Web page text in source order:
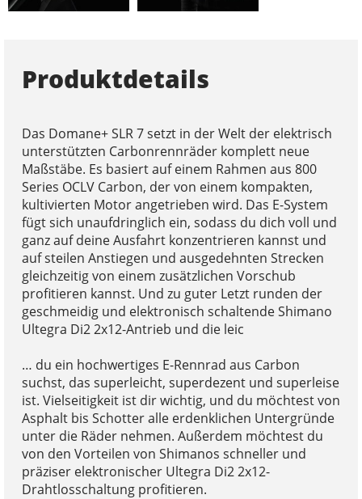
Produktdetails
Das Domane+ SLR 7 setzt in der Welt der elektrisch
unterstützten Carbonrennräder komplett neue
Maßstäbe. Es basiert auf einem Rahmen aus 800
Series OCLV Carbon, der von einem kompakten,
kultivierten Motor angetrieben wird. Das E-System
fügt sich unaufdringlich ein, sodass du dich voll und
ganz auf deine Ausfahrt konzentrieren kannst und
auf steilen Anstiegen und ausgedehnten Strecken
gleichzeitig von einem zusätzlichen Vorschub
profitieren kannst. Und zu guter Letzt runden der
geschmeidig und elektronisch schaltende Shimano
Ultegra Di2 2x12-Antrieb und die leic
… du ein hochwertiges E-Rennrad aus Carbon
suchst, das superleicht, superdezent und superleise
ist. Vielseitigkeit ist dir wichtig, und du möchtest von
Asphalt bis Schotter alle erdenklichen Untergründe
unter die Räder nehmen. Außerdem möchtest du
von den Vorteilen von Shimanos schneller und
präziser elektronischer Ultegra Di2 2x12-
Drahtlosschaltung profitieren.